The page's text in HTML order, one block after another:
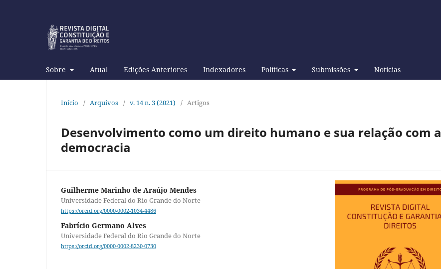
Sobre Atual Edições Anteriores Indexadores Políticas Submissões Notícias
Início / Arquivos / v. 14 n. 3 (2021) / Artigos
Desenvolvimento como um direito humano e sua relação com a
democracia
Guilherme Marinho de Araújo Mendes
Universidade Federal do Rio Grande do Norte
https://orcid.org/0000-0002-1034-4486
Fabrício Germano Alves
Universidade Federal do Rio Grande do Norte
https://orcid.org/0000-0002-8230-0730